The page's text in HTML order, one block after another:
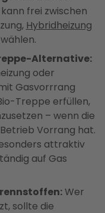
frei zwischen
Hybridheizung
Alternative:
oder
Gasvorrrang
Treppe erfüllen,
– wenn die
Vorrang hat.
attraktiv
auf Gas
Wer
sollte die